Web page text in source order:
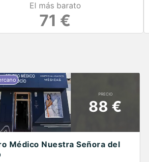
El más barato
71 €
PRECIO
88 €
Médico Nuestra Señora del